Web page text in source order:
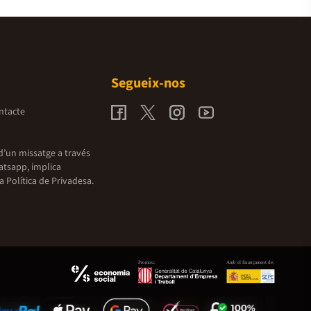
missatge a través
implica
Política de Privadesa.
Segueix-nos
Promou: Amb el finançament de: